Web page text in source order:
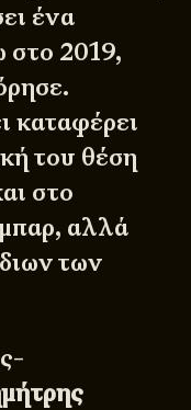
ένα
στο 2019,
καταφέρει
του θέση
στο
αλλά
των